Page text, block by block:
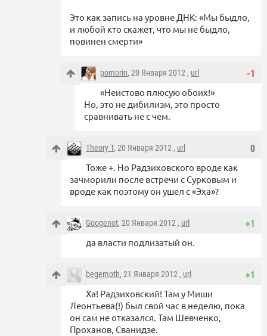
Это как запись на уровне ДНК: «Мы быдло,
и любой кто скажет, что мы не быдло,
повинен смерти»
-1
pomorin, 20 Января 2012 , url
«Неистово плюсую обоих!»
Но, это не дибилизм, это просто
сравнивать не с чем.
0
Theory T, 20 Января 2012 , url
Тоже +. Но Радзиховского вроде как
зачморили после встречи с Сурковым и
вроде как поэтому он ушел с «Эха»?
+1
Googenot, 20 Января 2012 , url
да власти подлизатый он.
+1
begemoth, 21 Января 2012 , url
Ха! Радзиховский! Там у Миши
Леонтьева(!) был свой час в неделю, пока
он сам не отказался. Там Шевченко,
Проханов, Сванидзе.